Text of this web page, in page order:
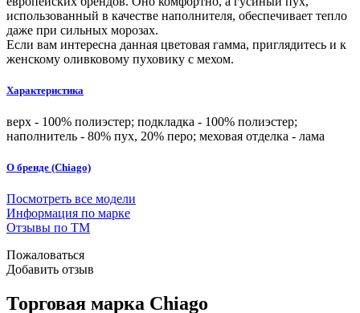
использованный в качестве наполнителя, обеспечивает тепло
даже при сильных морозах.
Если вам интересна данная цветовая гамма, приглядитесь и к
женскому оливковому пуховику с мехом.
Характеристика
верх - 100% полиэстер; подкладка - 100% полиэстер;
наполнитель - 80% пух, 20% перо; меховая отделка - лама
О бренде (Chiago)
Посмотреть все модели
Информация по марке
Отзывы по ТМ
Пожаловаться
Добавить отзыв
Торговая марка Chiago